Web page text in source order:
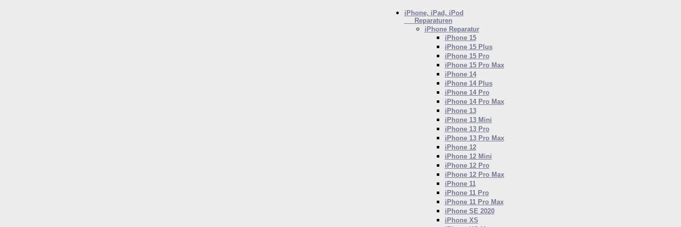
iPhone, iPad, iPod
Reparaturen
iPhoneReparatur
iPhone 15
iPhone 15 Plus
iPhone 15 Pro
iPhone 15 Pro Max
iPhone 14
iPhone 14 Plus
iPhone 14 Pro
iPhone 14 Pro Max
iPhone 13
iPhone 13 Mini
iPhone 13 Pro
iPhone 13 Pro Max
iPhone 12
iPhone 12 Mini
iPhone 12 Pro
iPhone 12 Pro Max
iPhone 11
iPhone 11 Pro
iPhone 11 Pro Max
iPhone SE 2020
iPhone XS